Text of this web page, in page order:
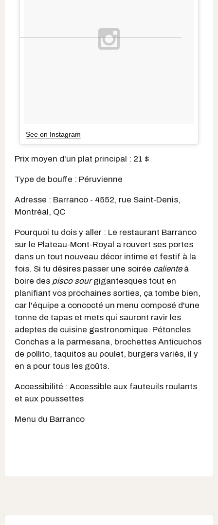
See on Instagram
Prix moyen d'un plat principal : 21 $
Type de bouffe : Péruvienne
Adresse : Barranco - 4552, rue Saint-Denis,
Montréal, QC
Pourquoi tu dois y aller : Le restaurant Barranco
sur le Plateau-Mont-Royal a rouvert ses portes
dans un tout nouveau décor intime et festif à la
fois. Si tu désires passer une soirée calienteà
boire des pisco sourgigantesques tout en
planifiant vos prochaines sorties, ça tombe bien,
car l'équipe a concocté un menu composé d'une
tonne de tapas et mets qui sauront ravir les
adeptes de cuisine gastronomique. Pétoncles
Conchas a la parmesana, brochettes Anticuchos
de pollito, taquitos au poulet, burgers variés, il y
en a pour tous les goûts.
Accessibilité : Accessible aux fauteuils roulants
et aux poussettes
Menu du Barranco